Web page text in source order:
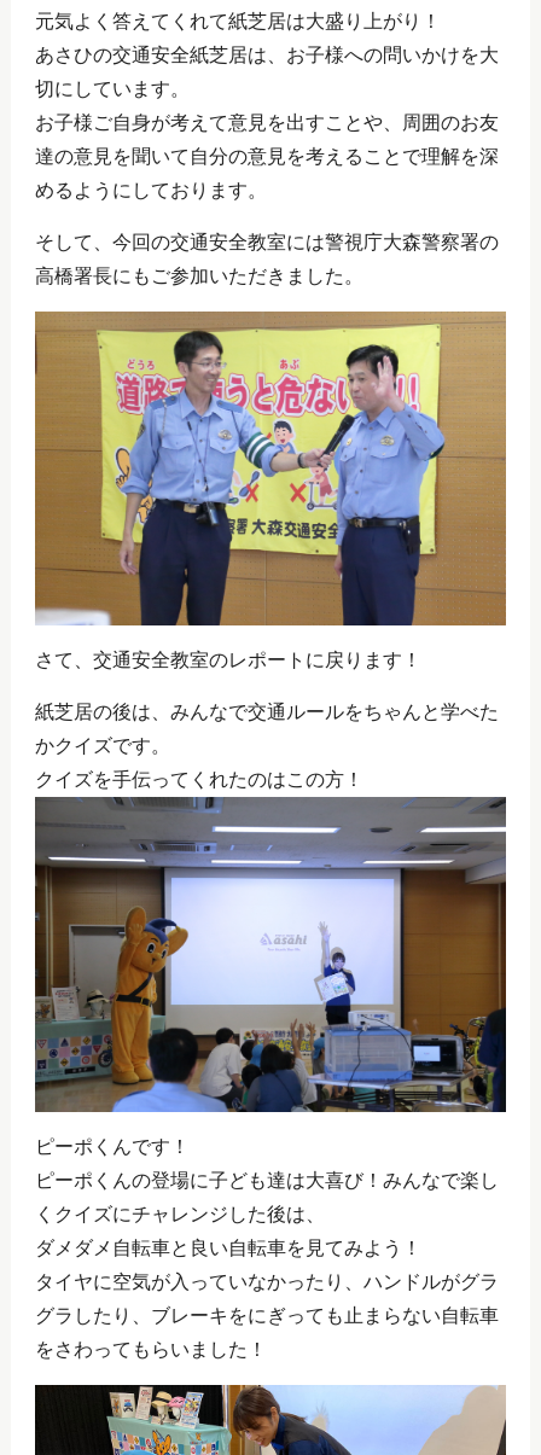
元気よく答えてくれて紙芝居は大盛り上がり！
あさひの交通安全紙芝居は、お子様への問いかけを大
切にしています。
お子様ご自身が考えて意見を出すことや、周囲のお友
達の意見を聞いて自分の意見を考えることで理解を深
めるようにしております。
そして、今回の交通安全教室には警視庁大森警察署の
高橋署長にもご参加いただきました。
さて、交通安全教室のレポートに戻ります！
紙芝居の後は、みんなで交通ルールをちゃんと学べた
かクイズです。
クイズを手伝ってくれたのはこの方！
ピーポくんです！
ピーポくんの登場に子ども達は大喜び！みんなで楽し
くクイズにチャレンジした後は、
ダメダメ自転車と良い自転車を見てみよう！
タイヤに空気が入っていなかったり、ハンドルがグラ
グラしたり、ブレーキをにぎっても止まらない自転車
をさわってもらいました！